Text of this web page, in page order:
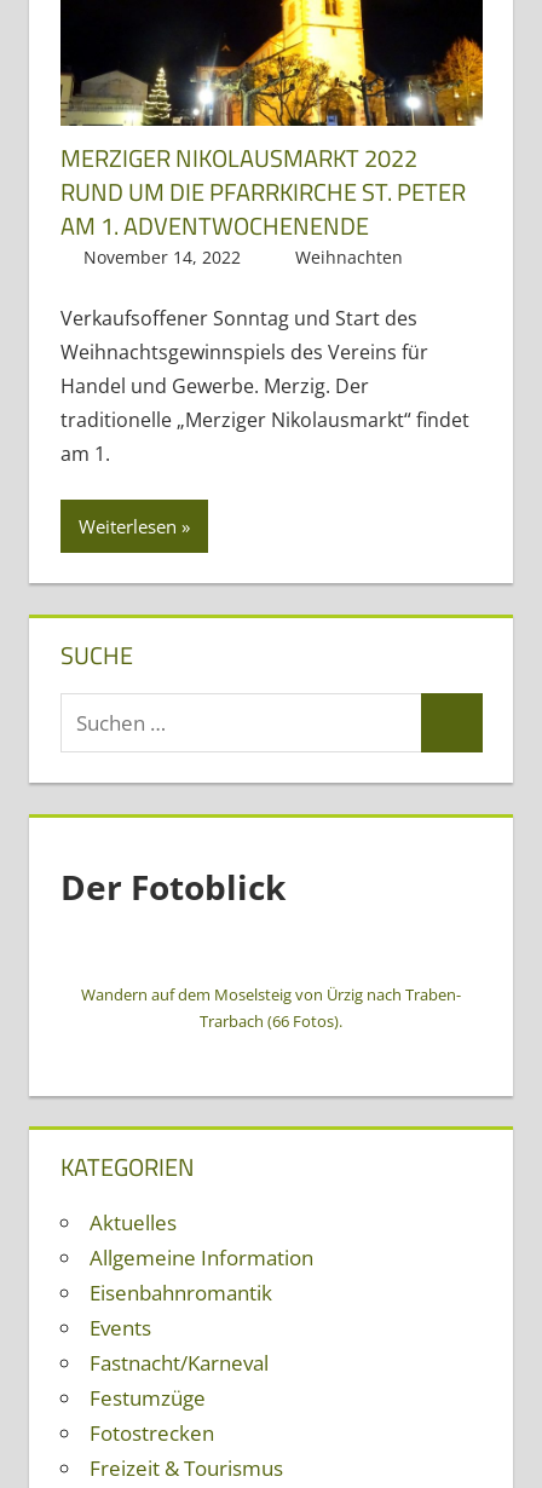
MERZIGER NIKOLAUSMARKT 2022
RUND UM DIE PFARRKIRCHE ST. PETER
AM 1. ADVENTWOCHENENDE
November 14, 2022 Regio3
Weihnachten
Verkaufsoffener Sonntag und Start des
Weihnachtsgewinnspiels des Vereins für
Handel und Gewerbe. Merzig. Der
traditionelle „Merziger Nikolausmarkt“ findet
am 1.
Weiterlesen
SUCHE
Suchen
nach:
Der Fotoblick
Wandern auf dem Moselsteig von Ürzig nach Traben-
Trarbach (66 Fotos).
KATEGORIEN
Aktuelles
Allgemeine Information
Eisenbahnromantik
Events
Fastnacht/Karneval
Festumzüge
Fotostrecken
Freizeit & Tourismus